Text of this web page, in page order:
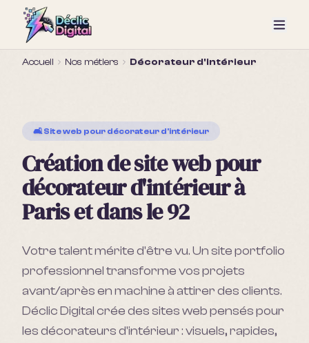
Accueil Nos métiers Décorateur d'intérieur
🛋️ Site web pour décorateur d'intérieur
Création de site web pour
décorateur d'intérieur à
Paris et dans le 92
Votre talent mérite d'être vu. Un site portfolio
professionnel transforme vos projets
avant/après en machine à attirer des clients.
Déclic Digital crée des sites web pensés pour
les décorateurs d'intérieur : visuels, rapides,